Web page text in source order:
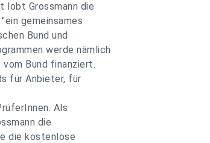
lobt Grossmann die
gemeinsames
Bund und
werde nämlich
Bund finanziert.
für Anbieter, für
Als
die
die kostenlose